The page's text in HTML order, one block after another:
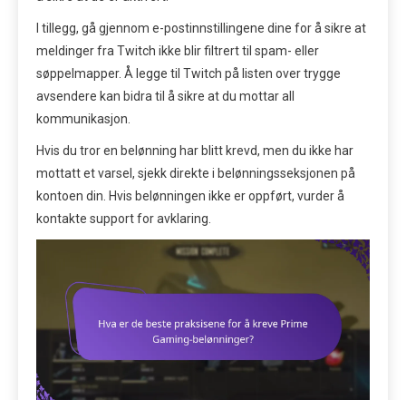
I tillegg, gå gjennom e-postinnstillingene dine for å sikre at
meldinger fra Twitch ikke blir filtrert til spam- eller
søppelmapper. Å legge til Twitch på listen over trygge
avsendere kan bidra til å sikre at du mottar all
kommunikasjon.
Hvis du tror en belønning har blitt krevd, men du ikke har
mottatt et varsel, sjekk direkte i belønningsseksjonen på
kontoen din. Hvis belønningen ikke er oppført, vurder å
kontakte support for avklaring.